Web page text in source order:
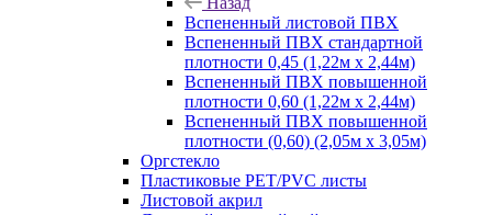
Вспененный листовой ПВХ
Вспененный ПВХ стандартной
плотности 0,45 (1,22м х 2,44м)
Вспененный ПВХ повышенной
плотности 0,60 (1,22м х 2,44м)
Вспененный ПВХ повышенной
плотности (0,60) (2,05м х 3,05м)
Оргстекло
Пластиковые PET/PVC листы
Листовой акрил